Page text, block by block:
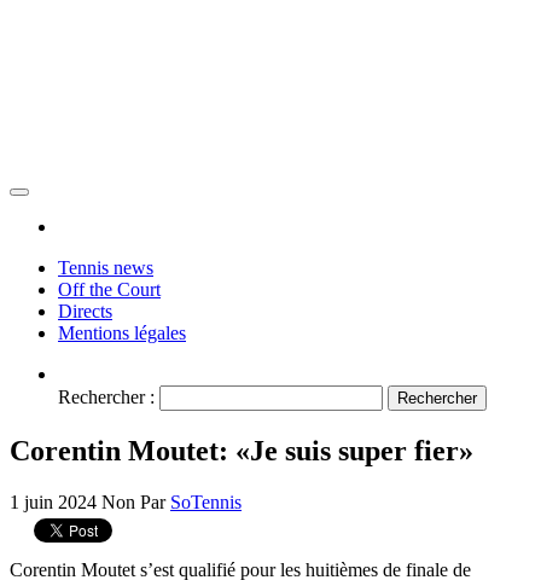
Tennis news
Off the Court
Directs
Mentions légales
Rechercher :
Corentin Moutet: «Je suis super fier»
1 juin 2024 Non Par SoTennis
Corentin Moutet s’est qualifié pour les huitièmes de finale de